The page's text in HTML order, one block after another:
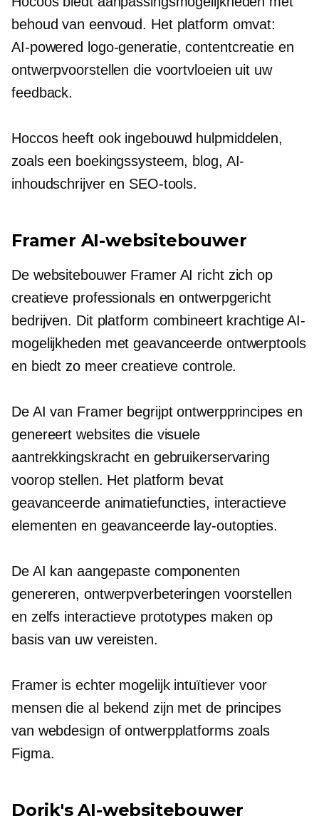
behoud van eenvoud. Het platform omvat:
AI-powered logo-generatie, contentcreatie en
ontwerpvoorstellen die voortvloeien uit uw
feedback.
Hoccos heeft ook ingebouwd hulpmiddelen,
zoals een boekingssysteem, blog, AI-
inhoudschrijver en SEO-tools.
Framer AI-websitebouwer
De websitebouwer Framer AI richt zich op
creatieve professionals enontwerpgericht
bedrijven. Dit platform combineert krachtige AI-
mogelijkheden met geavanceerde ontwerptools
en biedt zo meer creatieve controle.
De AI van Framer begrijpt ontwerpprincipes en
genereert websites die visuele
aantrekkingskracht en gebruikerservaring
voorop stellen. Het platform bevat
geavanceerde animatiefuncties, interactieve
elementen en geavanceerde lay-outopties.
De AI kan aangepaste componenten
genereren, ontwerpverbeteringen voorstellen
en zelfs interactieve prototypes maken op
basis van uw vereisten.
Framer is echter mogelijk intuïtiever voor
mensen die al bekend zijn met de principes
van webdesign of ontwerpplatforms zoals
Figma.
Dorik's AI-websitebouwer